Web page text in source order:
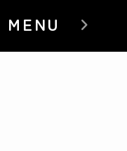
MENU